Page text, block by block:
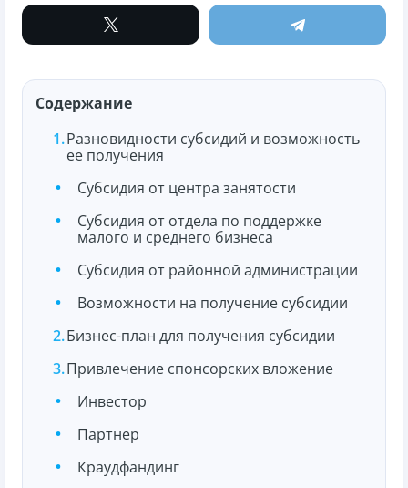
Содержание
Разновидности субсидий и возможность
ее получения
Субсидия от центра занятости
Субсидия от отдела по поддержке
малого и среднего бизнеса
Субсидия от районной администрации
Возможности на получение субсидии
Бизнес-план для получения субсидии
Привлечение спонсорских вложение
Инвестор
Партнер
Краудфандинг